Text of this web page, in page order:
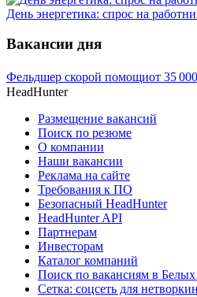
День энергетика: спрос на
Вакансии дня
Фельдшер скорой помощиот 35 000
HeadHunter
Размещение вакансий
Поиск по резюме
О компании
Наши вакансии
Реклама на сайте
Требования к ПО
Безопасный HeadHunter
HeadHunter API
Партнерам
Инвесторам
Каталог компаний
Поиск по вакансиям в Белых
Сетка: соцсеть для